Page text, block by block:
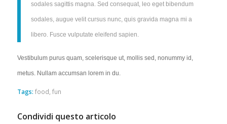
sodales sagittis magna. Sed consequat, leo eget bibendum
sodales, augue velit cursus nunc, quis gravida magna mi a
libero. Fusce vulputate eleifend sapien.
Vestibulum purus quam, scelerisque ut, mollis sed, nonummy id,
metus. Nullam accumsan lorem in du.
Tags: food fun
Condividi questo articolo